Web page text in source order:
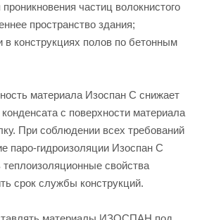
частиц волокнистого
пространство здания;
в конструкциях полов по бетонным
материала Изоспан С снижает
с поверхности материала
При соблюдении всех требований
паро-гидроизоляции Изоспан С
теплоизоляционные свойства
срок службы конструкций.